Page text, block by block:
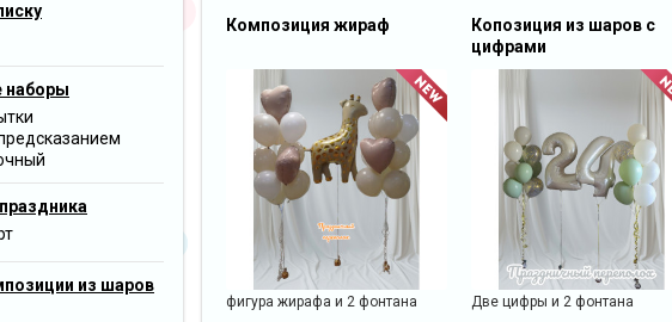
наборы
из шаров
Композиция жираф
фигура жирафа и 2 фонтана
Копозиция из шаров с
цифрами
Две цифры и 2 фонтана